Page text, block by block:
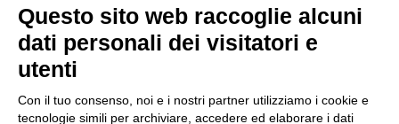
Facebook
Linkedin
I nostri punti di ritiro e spedizione pacchi nelle
maggiori città italiane
Questo sito web raccoglie alcuni
dati personali dei visitatori e
utenti
Con il tuo consenso, noi e i nostri partner utilizziamo i cookie e
tecnologie simili per archiviare, accedere ed elaborare i dati